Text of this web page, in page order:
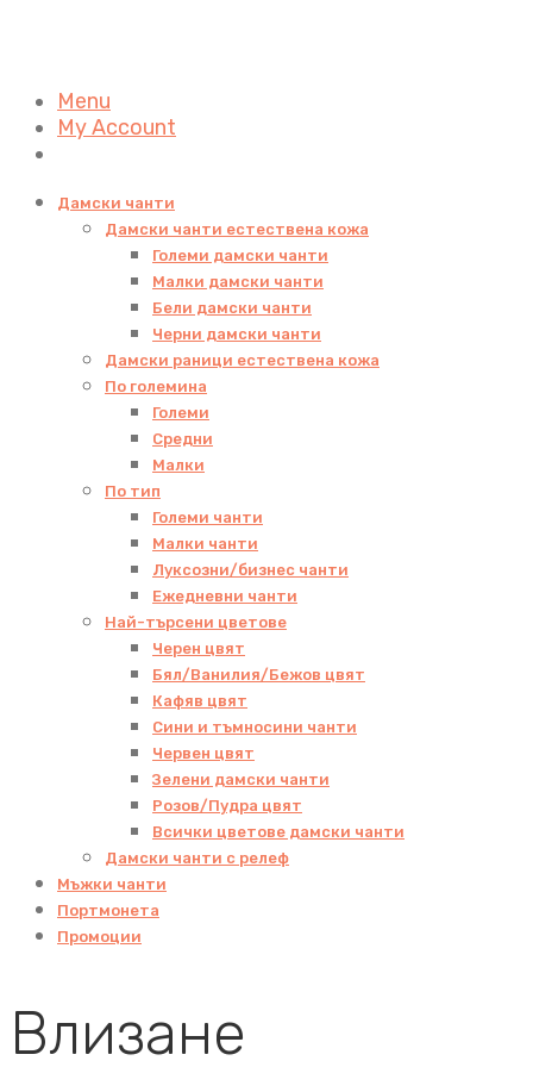
Menu
My Account
Дамски чанти
Дамски чанти естествена кожа
Големи дамски чанти
Малки дамски чанти
Бели дамски чанти
Черни дамски чанти
Дамски раници естествена кожа
По големина
Големи
Средни
Малки
По тип
Големи чанти
Малки чанти
Луксозни/бизнес чанти
Ежедневни чанти
Най-търсени цветове
Черен цвят
Бял/Ванилия/Бежов цвят
Кафяв цвят
Сини и тъмносини чанти
Червен цвят
Зелени дамски чанти
Розов/Пудра цвят
Всички цветове дамски чанти
Дамски чанти с релеф
Мъжки чанти
Портмонета
Промоции
Влизане